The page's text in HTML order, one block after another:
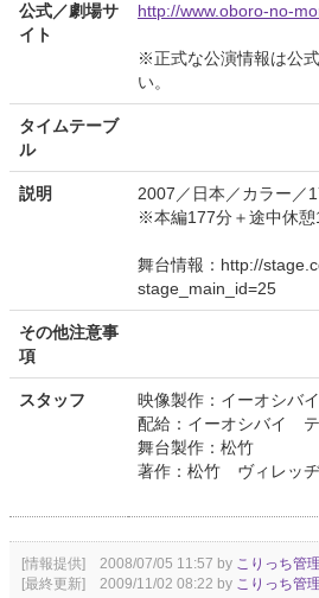
公式／劇場サ
イト
http://www.oboro-no-
※正式な公演情報は公
い。
タイムテーブ
ル
説明
2007／日本／カラー／
※本編177分＋途中休憩
舞台情報：http://
stage_main_id=25
その他注意事
項
スタッフ
映像製作：イーオシバイ
配給：イーオシバイ
舞台製作：松竹
著作：松竹 ヴィレッヂ
[情報提供] 2008/07/05 11:57 by こりっち管
[最終更新] 2009/11/02 08:22 by こりっち管